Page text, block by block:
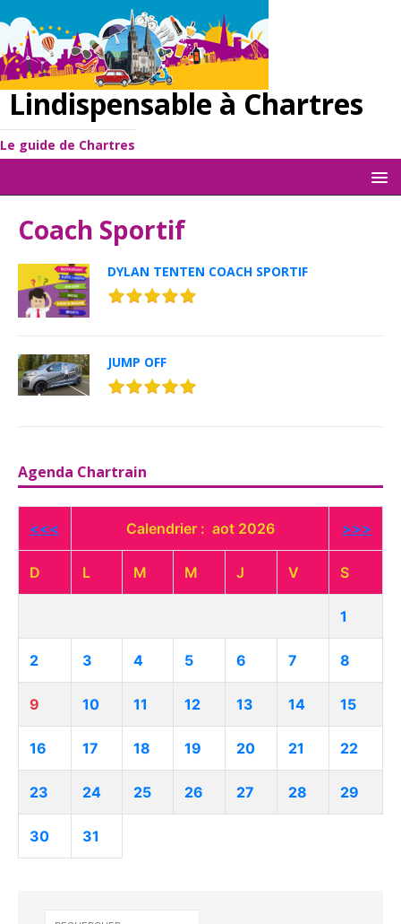
Lindispensable à Chartres
Le guide de Chartres
Coach Sportif
DYLAN TENTEN COACH SPORTIF
JUMP OFF
Agenda Chartrain
<<< Calendrier : aot 2026 >>>
D L M M J V S
1
2 3 4 5 6 7 8
9 10 11 12 13 14 15
16 17 18 19 20 21 22
23 24 25 26 27 28 29
30 31